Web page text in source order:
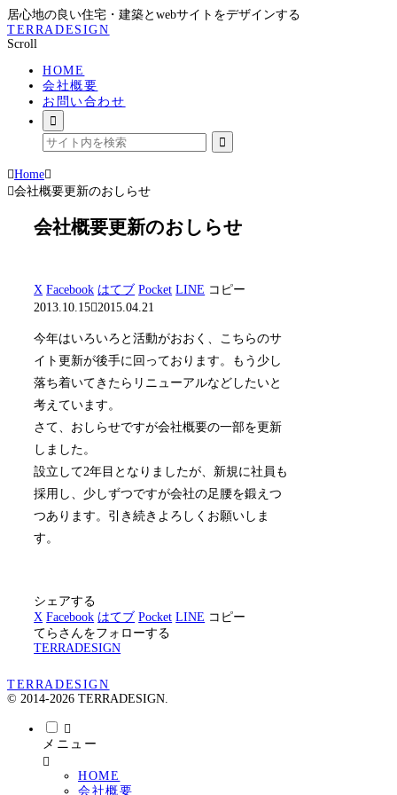
居心地の良い住宅・建築とwebサイトをデザインする
TERRADESIGN
Scroll
HOME
会社概要
お問い合わせ
Home
会社概要更新のおしらせ
会社概要更新のおしらせ
X Facebook はてブ Pocket LINE コピー
2013.10.15 2015.04.21
今年はいろいろと活動がおおく、こちらのサ
イト更新が後手に回っております。もう少し
落ち着いてきたらリニューアルなどしたいと
考えています。
さて、おしらせですが会社概要の一部を更新
しました。
設立して2年目となりましたが、新規に社員も
採用し、少しずつですが会社の足腰を鍛えつ
つあります。引き続きよろしくお願いしま
す。
シェアする
X Facebook はてブ Pocket LINE コピー
てらさんをフォローする
TERRADESIGN
TERRADESIGN
© 2014-2026 TERRADESIGN.
メニュー
HOME
会社概要